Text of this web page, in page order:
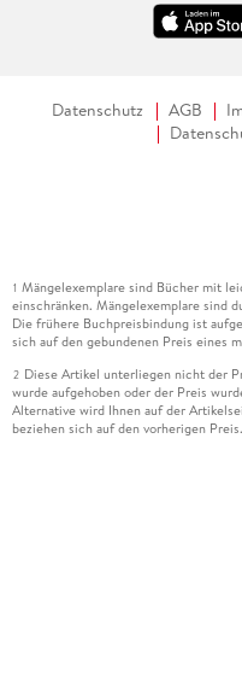
Datenschutz AGB
1 Mängelexemplare sind Bücher mit
einschränken. Mängelexemplare sind
Die frühere Buchpreisbindung ist
sich auf den gebundenen Preis eines
2 Diese Artikel unterliegen nicht der
wurde aufgehoben oder der Preis
Alternative wird Ihnen auf der
beziehen sich auf den vorherigen Preis.